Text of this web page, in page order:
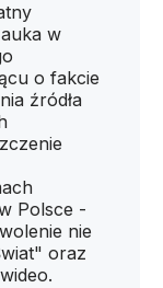
w
o fakcie
źródła
Polsce -
nie
oraz